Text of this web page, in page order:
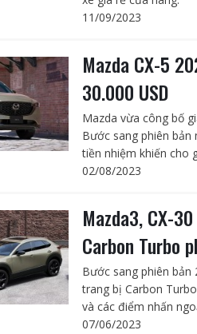
11/09/2023
Mazda CX-5
30.000 USD
Mazda vừa công bố
Bước sang phiên
tiền nhiệm khiến cho
02/08/2023
Mazda3, CX-
Carbon Turbo
Bước sang phiên bản
trang bị Carbon
và các điểm nhấn
07/06/2023